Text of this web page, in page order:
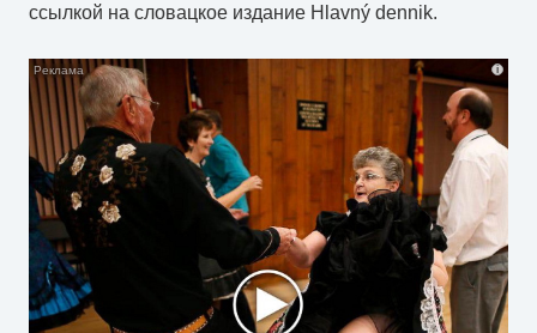
ссылкой на словацкое издание Hlavný dennik.
i